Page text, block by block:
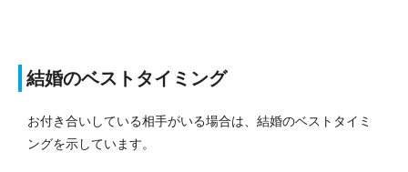
結婚のベストタイミング
お付き合いしている相手がいる場合は、結婚のベストタイミ
ングを示しています。